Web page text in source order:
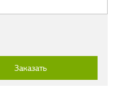
Заказать